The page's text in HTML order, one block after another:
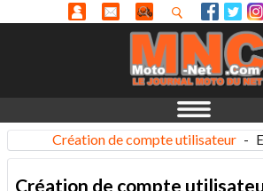
Création de compte utilisateur -
Création de compte